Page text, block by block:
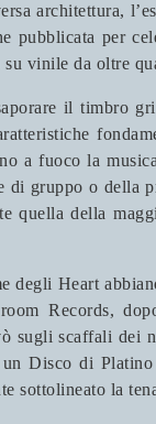
architettura,
pubblicata per
vinile da oltre
il timbro
a fuoco la
di gruppo o
quella della
degli Heart
Records,
sugli scaffali dei
Disco di
sottolineato la